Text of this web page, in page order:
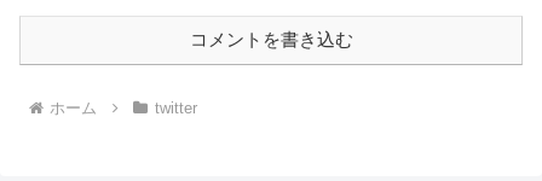
コメントを書き込む
ホーム twitter